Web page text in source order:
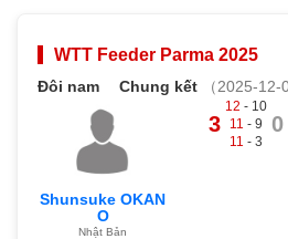
WTT Feeder Parma 2025
Đôi nam Chung kết （2025-12-
Shunsuke OKAN
O
Nhật Bản
3
12 - 10
11 - 9
11 - 3
0